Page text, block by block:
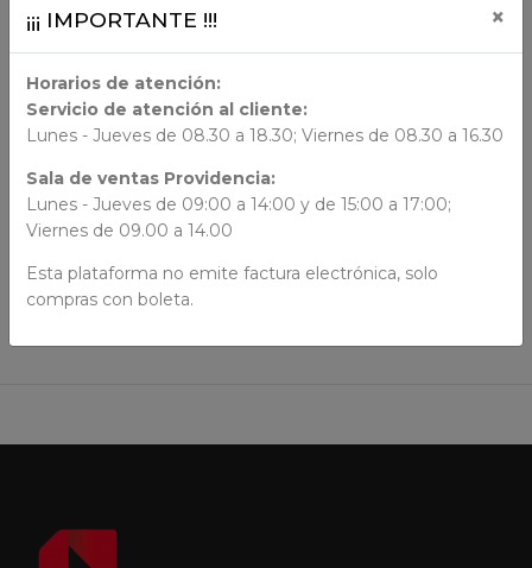
AUTORES
N/N
AÑADIR AL CARRO
¡¡¡ IMPORTANTE !!! ×
Horarios de atención:
Servicio de atención al cliente:
Lunes - Jueves de 08.30 a 18.30; Viernes de 08.30 a 16.30
Sala de ventas Providencia:
Lunes - Jueves de 09:00 a 14:00 y de 15:00 a 17:00;
Viernes de 09.00 a 14.00
Esta plataforma no emite factura electrónica, solo
compras con boleta.